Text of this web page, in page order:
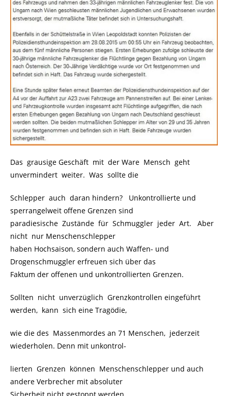
Das grausige Geschäft mit der Ware Mensch geht
unvermindert weiter. Was sollte die
Schlepper auch daran hindern? Unkontrollierte und
sperrangelweit offene Grenzen sind
paradiesische Zustände für Schmuggler jeder Art. Aber
nicht nur Menschenschlepper
haben Hochsaison, sondern auch Waffen- und
Drogenschmuggler erfreuen sich über das
Faktum der offenen und unkontrollierten Grenzen.
Sollten nicht unverzüglich Grenzkontrollen eingeführt
werden, kann sich eine Tragödie,
wie die des Massenmordes an 71 Menschen, jederzeit
wiederholen. Denn mit unkontrol-
lierten Grenzen können Menschenschlepper und auch
andere Verbrecher mit absoluter